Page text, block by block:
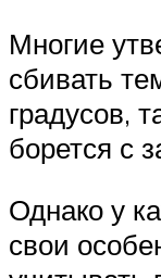
Многие
сбивать
градусов,
борется с
Однако у
свои